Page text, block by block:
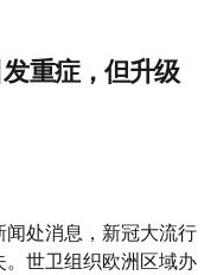
重症，但升级
闻处消息，新冠大流行
世卫组织欧洲区域办